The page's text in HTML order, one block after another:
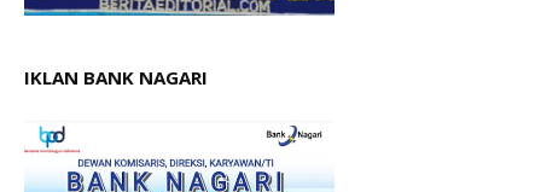
IKLAN BANK NAGARI